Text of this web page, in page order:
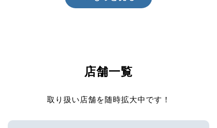
店舗一覧
取り扱い店舗を随時拡大中です！